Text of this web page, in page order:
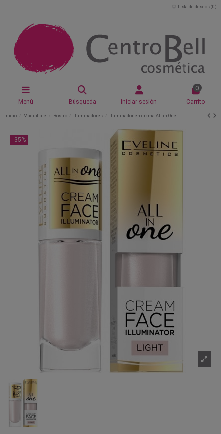
Lista de deseos (0 )
Menú Búsqueda Iniciar sesión
0
Carrito
Inicio Maquillaje Rostro Iluminadores Iluminador en crema All in One
-35%